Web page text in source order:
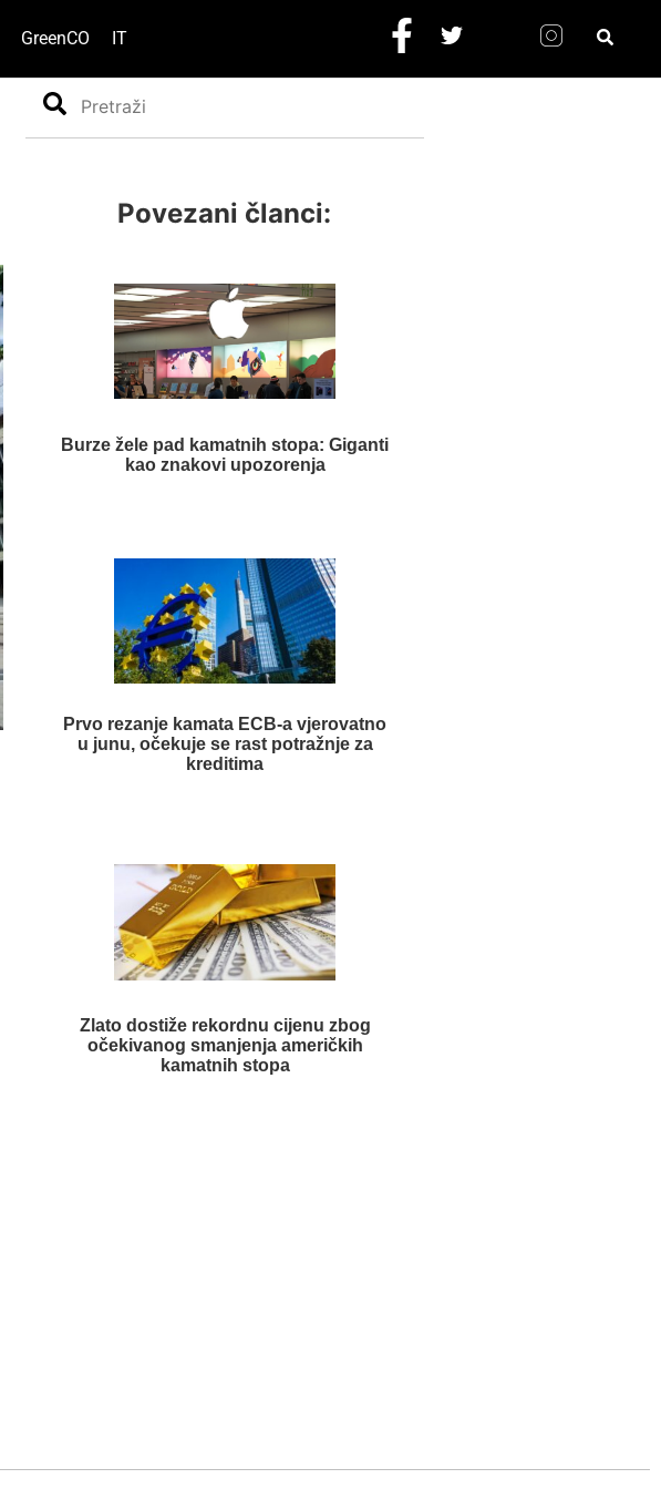
GreenCO IT
Search
Povezani članci:
Burze žele pad kamatnih stopa: Giganti
kao znakovi upozorenja
Prvo rezanje kamata ECB-a vjerovatno
u junu, očekuje se rast potražnje za
kreditima
Zlato dostiže rekordnu cijenu zbog
očekivanog smanjenja američkih
kamatnih stopa